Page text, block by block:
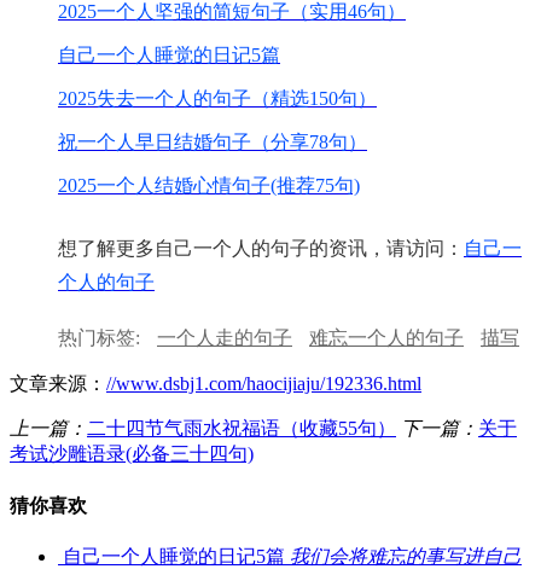
2025一个人坚强的简短句子（实用46句）
自己一个人睡觉的日记5篇
2025失去一个人的句子（精选150句）
祝一个人早日结婚句子（分享78句）
2025一个人结婚心情句子(推荐75句)
想了解更多自己一个人的句子的资讯，请访问： 自己一
个人的句子
热门标签: 一个人走的句子 难忘一个人的句子
描写
失去一个人的句子
文章来源： //www.dsbj1.com/haocijiaju/192336.html
上一篇： 二十四节气雨水祝福语（收藏55句） 下一篇： 关于
考试沙雕语录(必备三十四句)
猜你喜欢
自己一个人睡觉的日记5篇 我们会将难忘的事写进自己